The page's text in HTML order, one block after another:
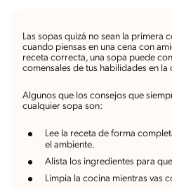
Las sopas quizá no sean la primera
cuando piensas en una cena con
receta correcta, una sopa puede
comensales de tus habilidades en la
Algunos que los consejos que
cualquier sopa son:
Lee la receta de forma
el ambiente.
Alista los ingredientes para
Limpia la cocina mientras vas